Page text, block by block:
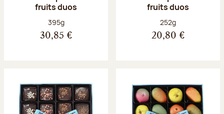
fruits duos
Poids net :
395g
30,85 €
fruits duos
Poids net :
252g
20,80 €